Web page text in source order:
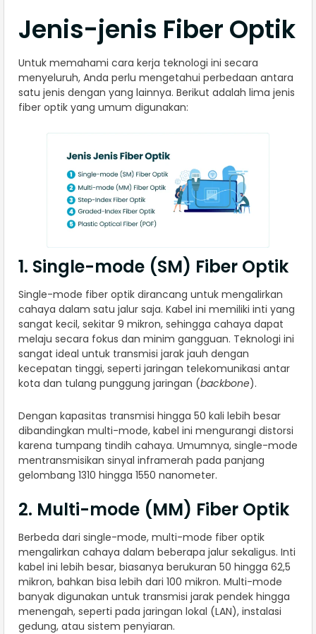
Jenis-jenis Fiber Optik
Untuk memahami cara kerja teknologi ini secara
menyeluruh, Anda perlu mengetahui perbedaan antara
satu jenis dengan yang lainnya. Berikut adalah lima jenis
fiber optik yang umum digunakan:
1. Single-mode (SM) Fiber Optik
Single-mode fiber optik dirancang untuk mengalirkan
cahaya dalam satu jalur saja. Kabel ini memiliki inti yang
sangat kecil, sekitar 9 mikron, sehingga cahaya dapat
melaju secara fokus dan minim gangguan. Teknologi ini
sangat ideal untuk transmisi jarak jauh dengan
kecepatan tinggi, seperti jaringan telekomunikasi antar
kota dan tulang punggung jaringan (backbone).
Dengan kapasitas transmisi hingga 50 kali lebih besar
dibandingkan multi-mode, kabel ini mengurangi distorsi
karena tumpang tindih cahaya. Umumnya, single-mode
mentransmisikan sinyal inframerah pada panjang
gelombang 1310 hingga 1550 nanometer.
2. Multi-mode (MM) Fiber Optik
Berbeda dari single-mode, multi-mode fiber optik
mengalirkan cahaya dalam beberapa jalur sekaligus. Inti
kabel ini lebih besar, biasanya berukuran 50 hingga 62,5
mikron, bahkan bisa lebih dari 100 mikron. Multi-mode
banyak digunakan untuk transmisi jarak pendek hingga
menengah, seperti pada jaringan lokal (LAN), instalasi
gedung, atau sistem penyiaran.